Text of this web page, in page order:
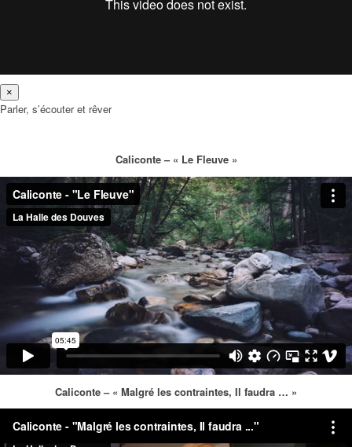
×
Parler, s’écouter et rêver
Caliconte – « Le Fleuve »
Caliconte – « Malgré les contraintes, Il faudra … »